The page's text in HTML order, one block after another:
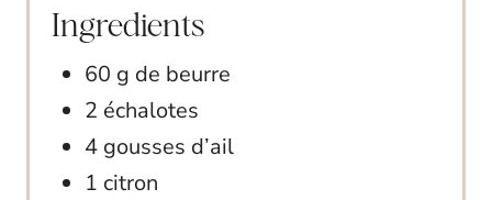
Ingredients
60 g de beurre
2 échalotes
4 gousses d’ail
1 citron